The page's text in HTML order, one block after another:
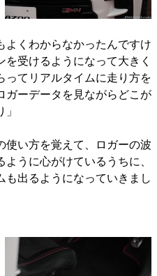
よくわからなかったんですけ
受けるようになって大きく
ってリアルタイムに走り方を
ガーデータを見ながらどこが
使い方を覚えて、ロガーの波
うに心がけているうちに、
も出るようになっていきまし